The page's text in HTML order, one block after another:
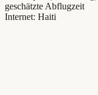
geschätzte Abflugzeit
Internet: Haiti